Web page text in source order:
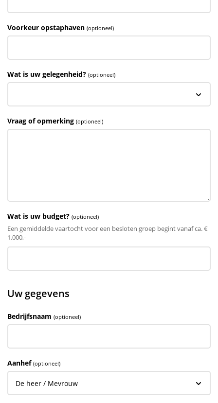
Voorkeur opstaphaven (optioneel)
Wat is uw gelegenheid? (optioneel)
Vraag of opmerking (optioneel)
Wat is uw budget? (optioneel)
Een gemiddelde vaartocht voor een besloten groep begint vanaf ca. €
1.000,-
Uw gegevens
Bedrijfsnaam (optioneel)
Aanhef (optioneel)